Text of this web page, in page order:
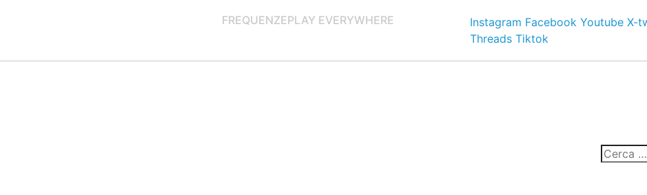
FREQUENZEPLAY EVERYWHERE Instagram Facebook Youtube X-
Threads Tiktok